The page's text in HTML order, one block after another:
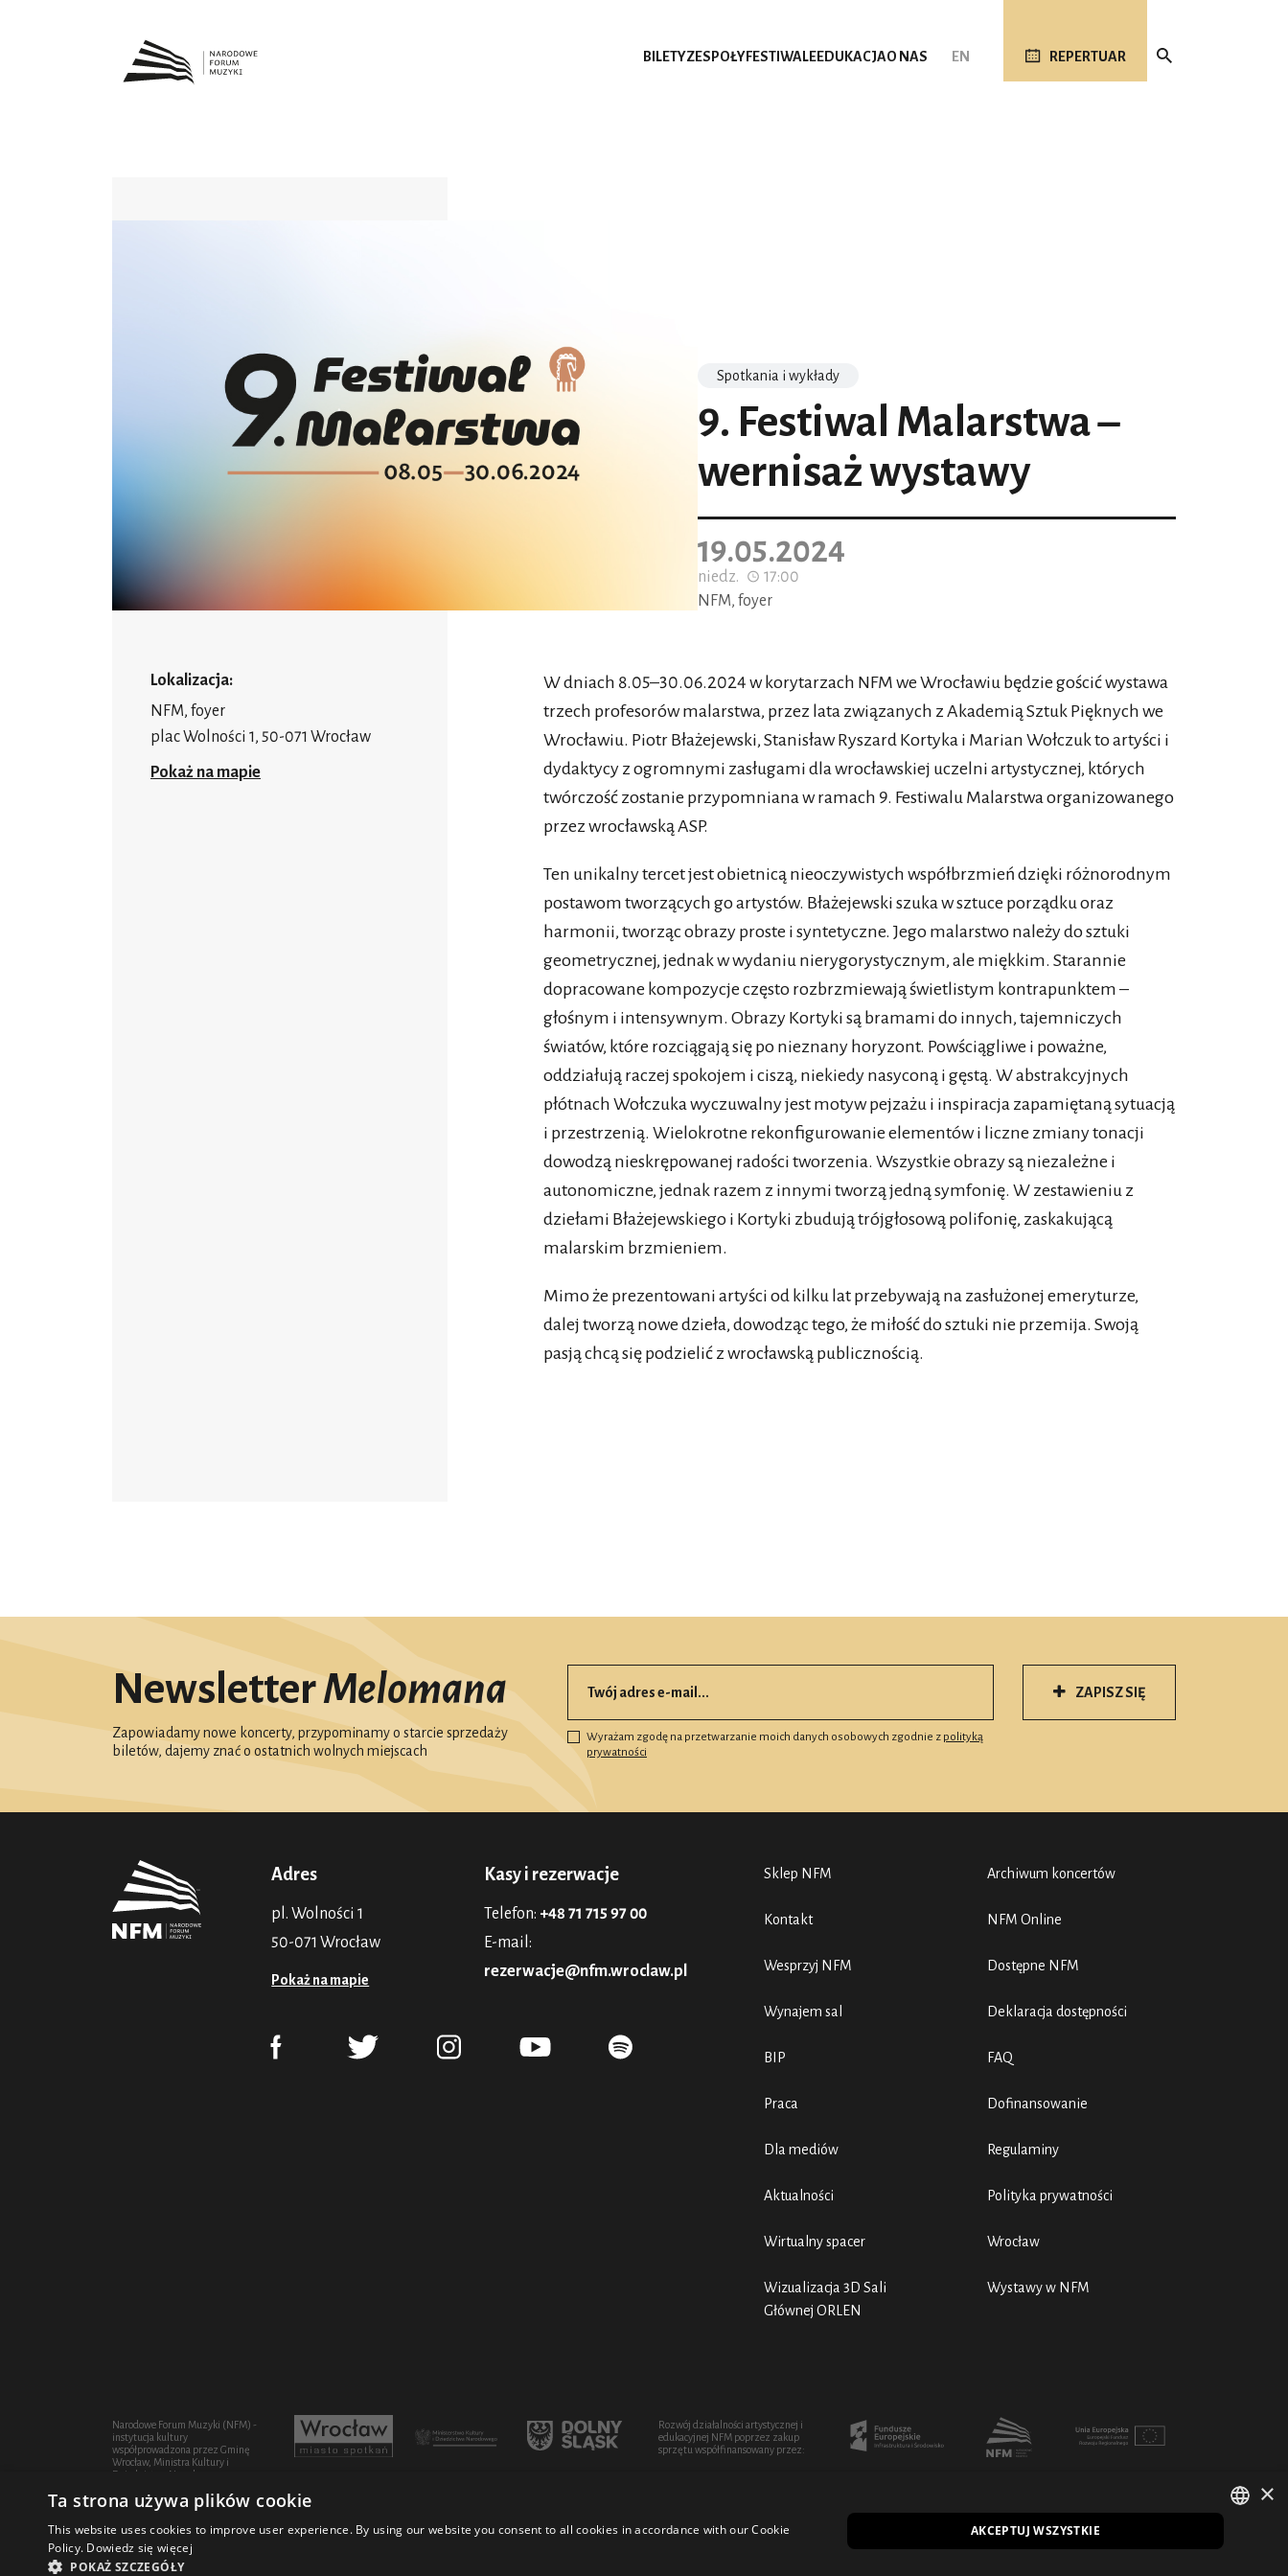
BILETYZESPOŁYFESTIWALEEDUKACJAO NAS EN REPERTUAR
Spotkania i wykłady
9. Festiwal Malarstwa –
wernisaż wystawy
19.05.2024
niedz.
17:00
NFM, foyer
Lokalizacja:
NFM, foyer
plac Wolności 1, 50-071 Wrocław
Pokaż na mapie
W dniach 8.05–30.06.2024 w korytarzach NFM we Wrocławiu będzie gościć wystawa
trzech profesorów malarstwa, przez lata związanych z Akademią Sztuk Pięknych we
Wrocławiu. Piotr Błażejewski, Stanisław Ryszard Kortyka i Marian Wołczuk to artyści i
dydaktycy z ogromnymi zasługami dla wrocławskiej uczelni artystycznej, których
twórczość zostanie przypomniana w ramach 9. Festiwalu Malarstwa organizowanego
przez wrocławską ASP.
Ten unikalny tercet jest obietnicą nieoczywistych współbrzmień dzięki różnorodnym
postawom tworzących go artystów. Błażejewski szuka w sztuce porządku oraz
harmonii, tworząc obrazy proste i syntetyczne. Jego malarstwo należy do sztuki
geometrycznej, jednak w wydaniu nierygorystycznym, ale miękkim. Starannie
dopracowane kompozycje często rozbrzmiewają świetlistym kontrapunktem –
głośnym i intensywnym. Obrazy Kortyki są bramami do innych, tajemniczych
światów, które rozciągają się po nieznany horyzont. Powściągliwe i poważne,
oddziałują raczej spokojem i ciszą, niekiedy nasyconą i gęstą. W abstrakcyjnych
płótnach Wołczuka wyczuwalny jest motyw pejzażu i inspiracja zapamiętaną sytuacją
i przestrzenią. Wielokrotne rekonfigurowanie elementów i liczne zmiany tonacji
dowodzą nieskrępowanej radości tworzenia. Wszystkie obrazy są niezależne i
autonomiczne, jednak razem z innymi tworzą jedną symfonię. W zestawieniu z
dziełami Błażejewskiego i Kortyki zbudują trójgłosową polifonię, zaskakującą
malarskim brzmieniem.
Mimo że prezentowani artyści od kilku lat przebywają na zasłużonej emeryturze,
dalej tworzą nowe dzieła, dowodząc tego, że miłość do sztuki nie przemija. Swoją
pasją chcą się podzielić z wrocławską publicznością.
NewsletterMelomana
Zapowiadamy nowe koncerty, przypominamy o starcie sprzedaży
biletów, dajemy znać o ostatnich wolnych miejscach
Wyrażam zgodę na przetwarzanie moich danych osobowych zgodnie z polityką
prywatności
ZAPISZ SIĘ
Adres
pl. Wolności 1
50-071 Wrocław
Pokaż na mapie
Kasy i rezerwacje
Telefon: +48 71 715 97 00
E-mail:
rezerwacje@nfm.wroclaw.pl
Sklep NFM
Kontakt
Wesprzyj NFM
Wynajem sal
BIP
Praca
Dla mediów
Aktualności
Wirtualny spacer
Wizualizacja 3D Sali
Głównej ORLEN
Archiwum koncertów
NFM Online
Dostępne NFM
Deklaracja dostępności
FAQ
Dofinansowanie
Regulaminy
Polityka prywatności
Wrocław
Wystawy w NFM
Narodowe Forum Muzyki (NFM) -
instytucja kultury
współprowadzona przez Gminę
Wrocław, Ministra Kultury i
Dziedzictwa Narodowego oraz
Rozwój działalności artystycznej i
edukacyjnej NFM poprzez zakup
sprzętu współfinansowany przez:
© 2021 Narodowe Forum Muzyki EN POLISH
×
Ta strona używa plików cookie
This website uses cookies to improve user experience. By using our website you consent to all cookies in accordance with our Cookie
Policy. Dowiedz się więcej
POKAŻ SZCZEGÓŁY
AKCEPTUJ WSZYSTKIE